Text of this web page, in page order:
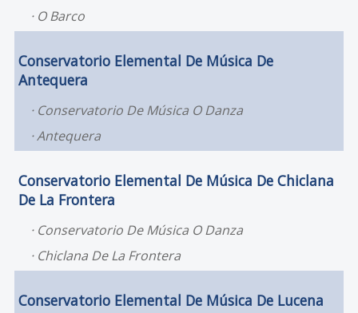
O Barco
Conservatorio Elemental De Música De
Antequera
Conservatorio De Música O Danza
Antequera
Conservatorio Elemental De Música De Chiclana
De La Frontera
Conservatorio De Música O Danza
Chiclana De La Frontera
Conservatorio Elemental De Música De Lucena